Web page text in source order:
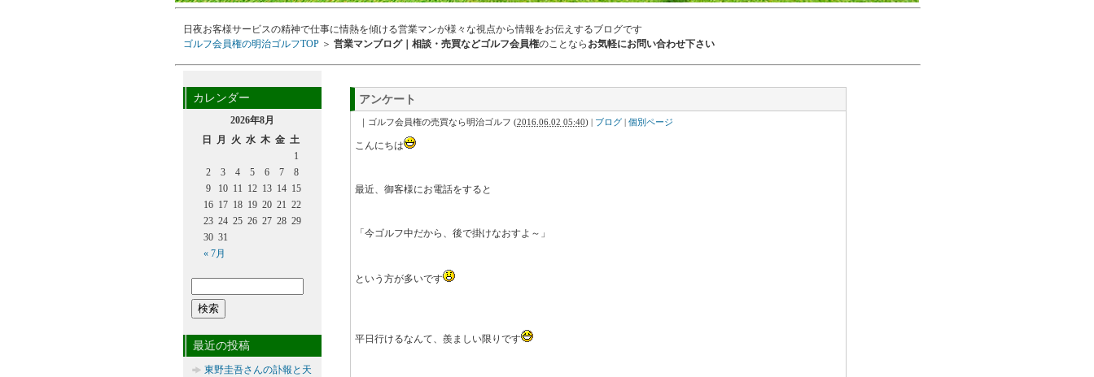
日夜お客様サービスの精神で仕事に情熱を傾ける営業マンが様々な視点から情報をお伝えするブログです
ゴルフ会員権の明治ゴルフTOP ＞ 営業マンブログ｜相談・売買などゴルフ会員権のことなら お気軽にお問い合わせ下さい
アンケート
｜ゴルフ会員権の売買なら明治ゴルフ (2016.06.02 05:40) | ブログ | 個別ページ
こんにちは
最近、御客様にお電話をすると
「今ゴルフ中だから、後で掛けなおすよ～」
という方が多いです
平日行けるなんて、羨ましい限りです
カレンダー
2026年8月
日
月 火 水 木 金 土
« 7月
1
2
3 4 5 6 7
8
9
10 11 12 13 14 15
16 17 18 19 20 21 22
23 24 25 26 27 28 29
30 31
最近の投稿
東野圭吾さんの訃報と天